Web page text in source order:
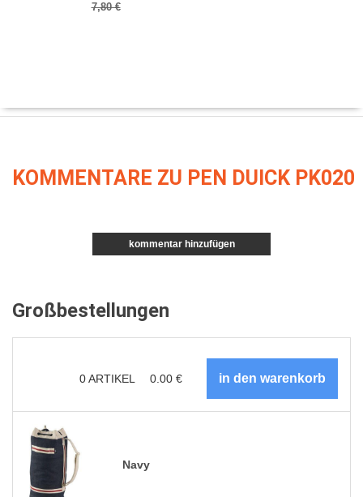
7,80 €
KOMMENTARE ZU PEN DUICK PK020
kommentar hinzufügen
Großbestellungen
0ARTIKEL 0.00 €
Navy